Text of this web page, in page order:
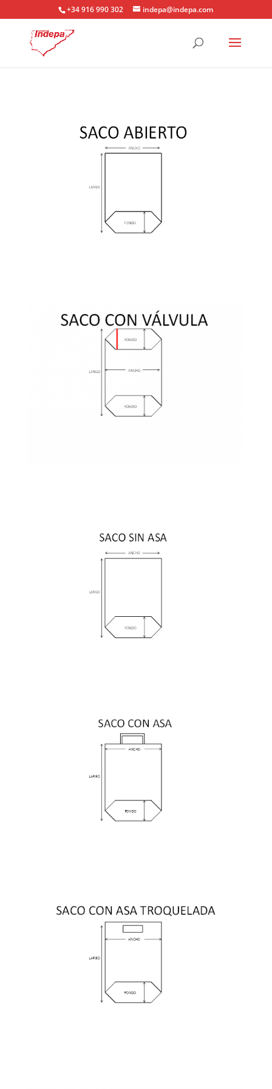
+34 916 990 302 indepa@indepa.com